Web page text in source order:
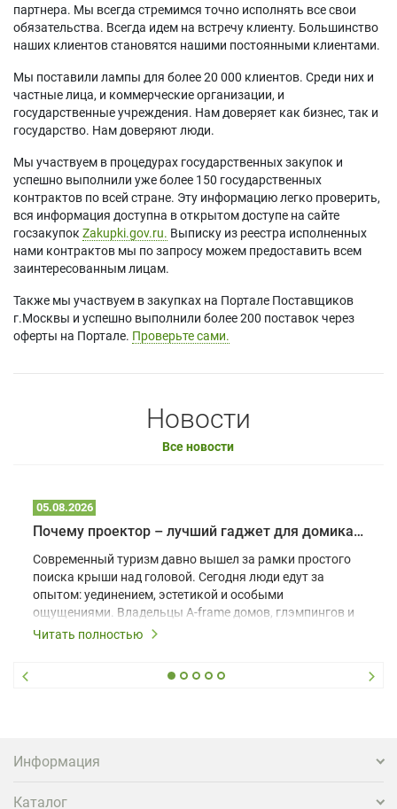
партнера. Мы всегда стремимся точно исполнять все свои
обязательства. Всегда идем на встречу клиенту. Большинство
наших клиентов становятся нашими постоянными клиентами.
Мы поставили лампы для более 20 000 клиентов. Среди них и
частные лица, и коммерческие организации, и
государственные учреждения. Нам доверяет как бизнес, так и
государство. Нам доверяют люди.
Мы участвуем в процедурах государственных закупок и
успешно выполнили уже более 150 государственных
контрактов по всей стране. Эту информацию легко проверить,
вся информация доступна в открытом доступе на сайте
госзакупок Zakupki.gov.ru. Выписку из реестра исполненных
нами контрактов мы по запросу можем предоставить всем
заинтересованным лицам.
Также мы участвуем в закупках на Портале Поставщиков
г.Москвы и успешно выполнили более 200 поставок через
оферты на Портале. Проверьте сами.
Новости
Все новости
05.08.2026
Почему проектор – лучший гаджет для домика в глэмпинге
Современный туризм давно вышел за рамки простого
поиска крыши над головой. Сегодня люди едут за
опытом: уединением, эстетикой и особыми
ощущениями. Владельцы A-frame домов, глэмпингов и
шале понимают, что конкуренция растет, и
вернуться и поделиться впечатлениями в соцсетях,
проектора.
Читать полностью
Информация
Каталог